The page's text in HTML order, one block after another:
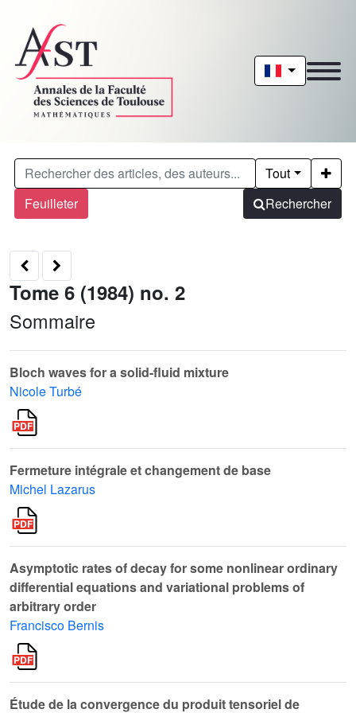
Feuilleter
Tout
Rechercher
Tome 6 (1984) no. 2
Sommaire
Bloch waves for a solid-fluid mixture
Nicole Turbé
Fermeture intégrale et changement de base
Michel Lazarus
Asymptotic rates of decay for some nonlinear ordinary
differential equations and variational problems of
arbitrary order
Francisco Bernis
Étude de la convergence du produit tensoriel de